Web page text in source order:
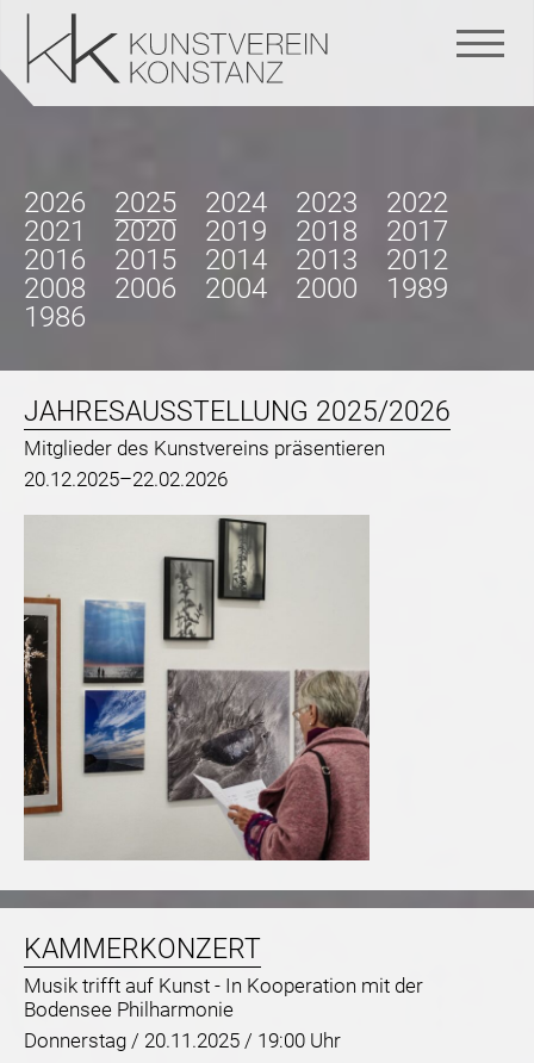
Navigation
überspringen
2026 2025 2024 2023
2022
2021
2020 2019 2018
2017
2016
2015 2014 2013
2012
2008
2006 2004 2000
1989
1986
JAHRESAUSSTELLUNG 2025/2026
Mitglieder des Kunstvereins präsentieren
20.12.2025–22.02.2026
KAMMERKONZERT
Musik trifft auf Kunst - In Kooperation mit der
Bodensee Philharmonie
Donnerstag / 20.11.2025 / 19:00 Uhr